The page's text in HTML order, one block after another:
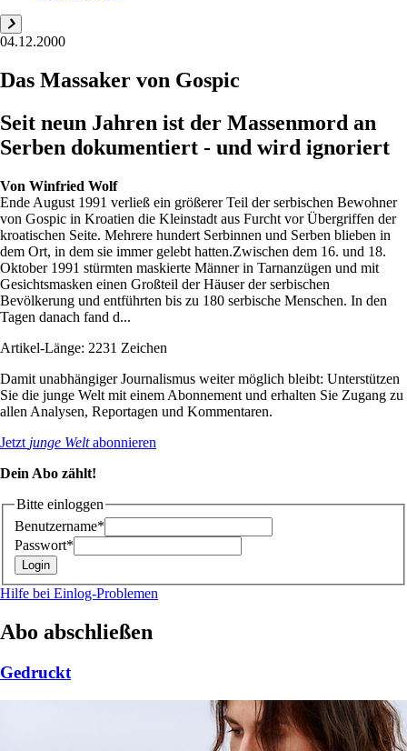
04.12.2000
Das Massaker von Gospic
Seit neun Jahren ist der Massenmord an
Serben dokumentiert - und wird ignoriert
Von Winfried Wolf
Ende August 1991 verließ ein größerer Teil der serbischen Bewohner
von Gospic in Kroatien die Kleinstadt aus Furcht vor Übergriffen der
kroatischen Seite. Mehrere hundert Serbinnen und Serben blieben in
dem Ort, in dem sie immer gelebt hatten.Zwischen dem 16. und 18.
Oktober 1991 stürmten maskierte Männer in Tarnanzügen und mit
Gesichtsmasken einen Großteil der Häuser der serbischen
Bevölkerung und entführten bis zu 180 serbische Menschen. In den
Tagen danach fand d...
Artikel-Länge: 2231 Zeichen
Damit unabhängiger Journalismus weiter möglich bleibt: Unterstützen
Sie die junge Welt mit einem Abonnement und erhalten Sie Zugang zu
allen Analysen, Reportagen und Kommentaren.
Jetzt junge Weltabonnieren
Dein Abo zählt!
Bitte einloggen
Benutzername*
Passwort*
Hilfe bei Einlog-Problemen
Abo abschließen
Gedruckt